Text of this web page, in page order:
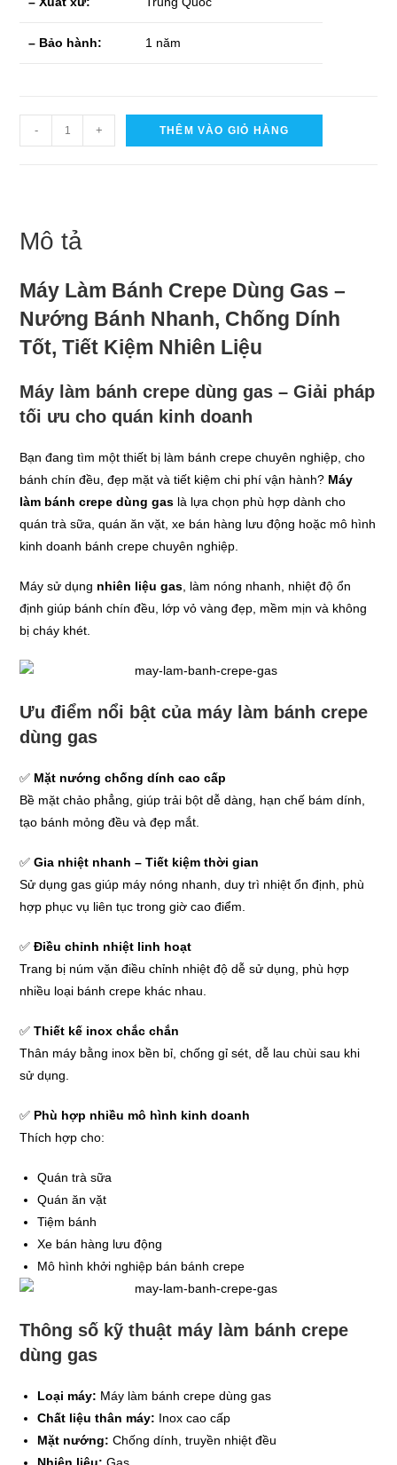
– Bảo hành: 1 năm
Làm
Gas
lượng
- + THÊM VÀO GIỎ HÀNG
Mô tả
Máy Làm Bánh Crepe Dùng Gas –
Nướng Bánh Nhanh, Chống Dính
Tốt, Tiết Kiệm Nhiên Liệu
Máy làm bánh crepe dùng gas – Giải pháp
tối ưu cho quán kinh doanh
Bạn đang tìm một thiết bị làm bánh crepe chuyên nghiệp, cho
bánh chín đều, đẹp mặt và tiết kiệm chi phí vận hành? Máy
làm bánh crepe dùng gas là lựa chọn phù hợp dành cho
quán trà sữa, quán ăn vặt, xe bán hàng lưu động hoặc mô hình
kinh doanh bánh crepe chuyên nghiệp.
Máy sử dụng nhiên liệu gas, làm nóng nhanh, nhiệt độ ổn
định giúp bánh chín đều, lớp vỏ vàng đẹp, mềm mịn và không
bị cháy khét.
Ưu điểm nổi bật của máy làm bánh crepe
dùng gas
✅ Mặt nướng chống dính cao cấp
Bề mặt chảo phẳng, giúp trải bột dễ dàng, hạn chế bám dính,
tạo bánh mỏng đều và đẹp mắt.
✅Gia nhiệt nhanh – Tiết kiệm thời gian
Sử dụng gas giúp máy nóng nhanh, duy trì nhiệt ổn định, phù
hợp phục vụ liên tục trong giờ cao điểm.
✅Điều chỉnh nhiệt linh hoạt
Trang bị núm vặn điều chỉnh nhiệt độ dễ sử dụng, phù hợp
nhiều loại bánh crepe khác nhau.
✅Thiết kế inox chắc chắn
Thân máy bằng inox bền bỉ, chống gỉ sét, dễ lau chùi sau khi
sử dụng.
✅ Phù hợp nhiều mô hình kinh doanh
Thích hợp cho:
Quán trà sữa
Quán ăn vặt
Tiệm bánh
Xe bán hàng lưu động
Mô hình khởi nghiệp bán bánh crepe
Thông số kỹ thuật máy làm bánh crepe
dùng gas
Loại máy: Máy làm bánh crepe dùng gas
Chất liệu thân máy: Inox cao cấp
Mặt nướng: Chống dính, truyền nhiệt đều